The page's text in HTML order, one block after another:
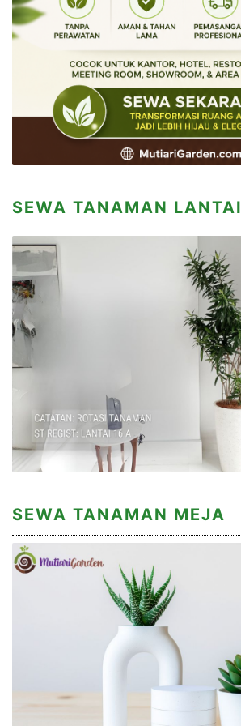
SEWA TANAMAN LANTAI
SEWA TANAMAN MEJA